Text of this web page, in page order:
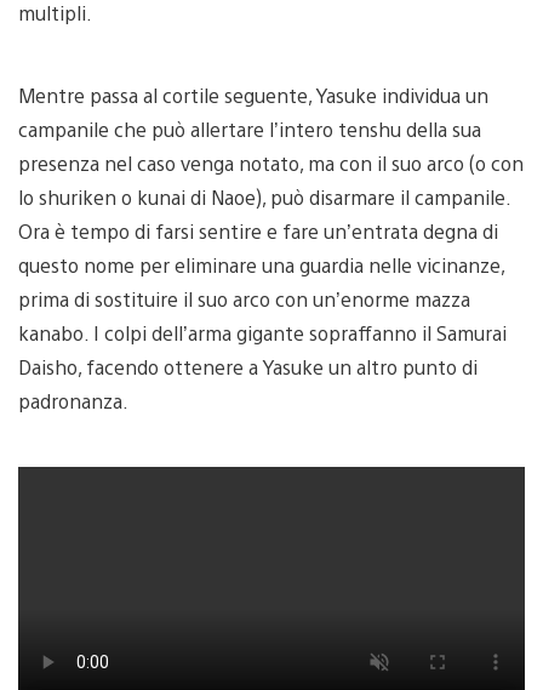
multipli.
Mentre passa al cortile seguente, Yasuke individua un
campanile che può allertare l’intero tenshu della sua
presenza nel caso venga notato, ma con il suo arco (o con
lo shuriken o kunai di Naoe), può disarmare il campanile.
Ora è tempo di farsi sentire e fare un’entrata degna di
questo nome per eliminare una guardia nelle vicinanze,
prima di sostituire il suo arco con un’enorme mazza
kanabo. I colpi dell’arma gigante sopraffanno il Samurai
Daisho, facendo ottenere a Yasuke un altro punto di
padronanza.